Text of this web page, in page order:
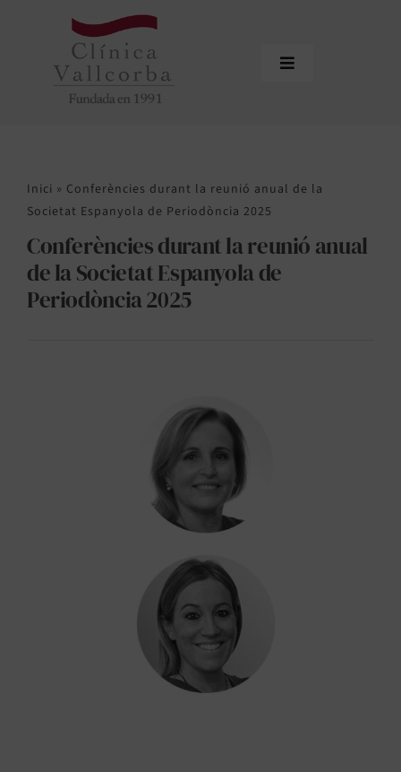
Toggle
Equip professional
Tractaments
Actualitat
Inici » Conferències durant la reunió anual de la
Societat Espanyola de Periodòncia 2025
Conferències durant la reunió anual
de la Societat Espanyola de
Periodòncia 2025